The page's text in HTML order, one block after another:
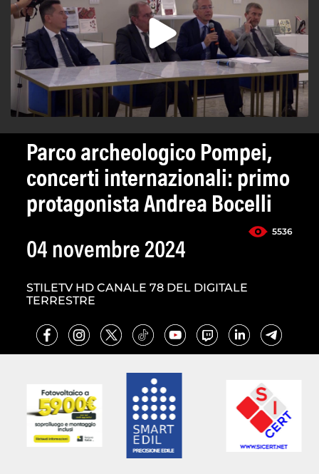
Parco archeologico Pompei,
concerti internazionali: primo
protagonista Andrea Bocelli
5536
04 novembre 2024
STILETV HD CANALE 78 DEL DIGITALE
TERRESTRE